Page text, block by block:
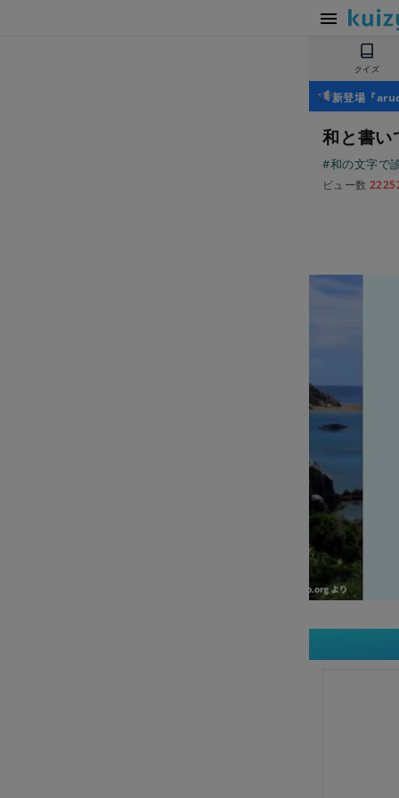
クイズ
新登場『
和と書い
#和の文字で
ビュー数